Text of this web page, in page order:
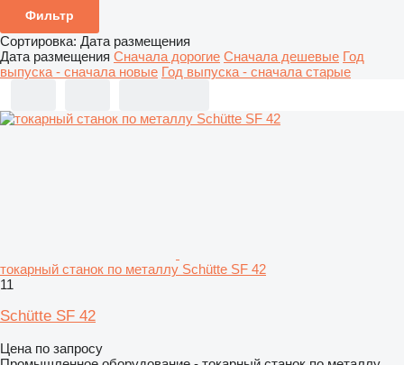
Фильтр
Сортировка: Дата размещения
Дата размещения Сначала дорогие Сначала дешевые Год
выпуска - сначала новые Год выпуска - сначала старые
токарный станок по металлу Schütte SF 42
11
Schütte SF 42
Цена по запросу